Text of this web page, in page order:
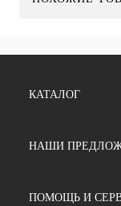
КАТАЛОГ
НАШИ
ПОМОЩЬ И